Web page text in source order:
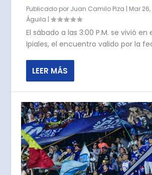
Publicado por Juan Camilo Piza | Mar 26,
Águila |
El sábado a las 3:00 P.M. se vivió
Ipiales, el encuentro valido por la
LEER MÁS